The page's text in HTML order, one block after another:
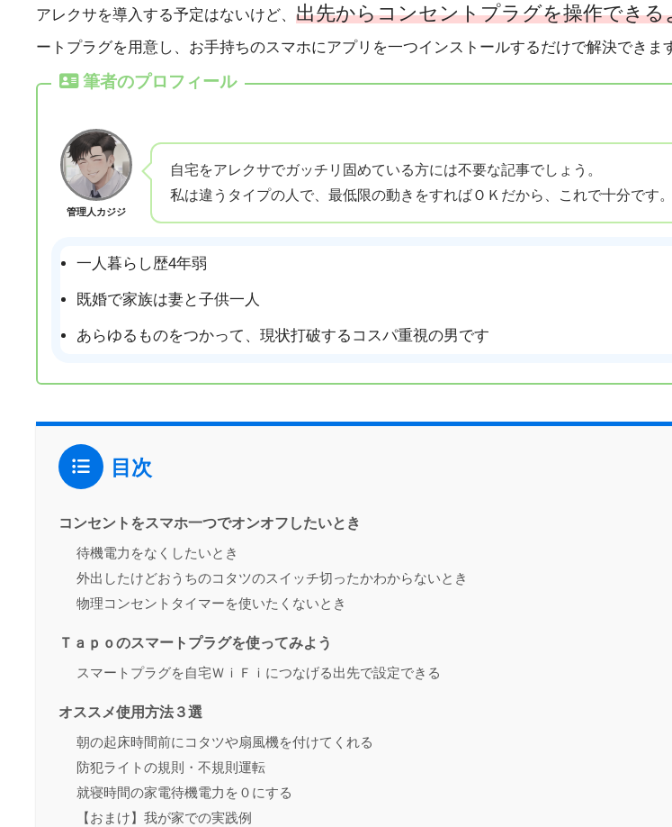
アレクサを導入する予定はないけど、 出先からコンセントプラグを操作でき
ートプラグを用意し、お手持ちのスマホにアプリを一つインストールするだけで解決できま
筆者のプロフィール
管理人カジジ
自宅をアレクサでガッチリ固めている方には不要な記事でしょう。
私は違うタイプの人で、最低限の動きをすればＯＫだから、これで十分です。
一人暮らし歴4年弱
既婚で家族は妻と子供一人
あらゆるものをつかって、現状打破するコスパ重視の男です
目次
コンセントをスマホ一つでオンオフしたいとき
待機電力をなくしたいとき
外出したけどおうちのコタツのスイッチ切ったかわからないとき
物理コンセントタイマーを使いたくないとき
Ｔａｐｏのスマートプラグを使ってみよう
スマートプラグを自宅ＷｉＦｉにつなげる出先で設定できる
オススメ使用方法３選
朝の起床時間前にコタツや扇風機を付けてくれる
防犯ライトの規則・不規則運転
就寝時間の家電待機電力を０にする
【おまけ】我が家での実践例